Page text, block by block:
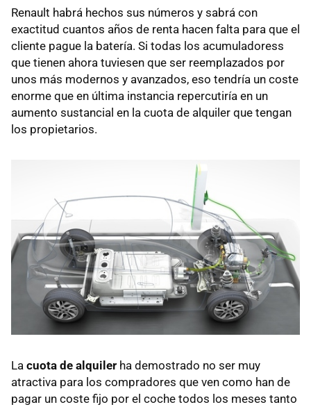
Renault habrá hechos sus números y sabrá con
exactitud cuantos años de renta hacen falta para que el
cliente pague la batería. Si todas los acumuladoress
que tienen ahora tuviesen que ser reemplazados por
unos más modernos y avanzados, eso tendría un coste
enorme que en última instancia repercutiría en un
aumento sustancial en la cuota de alquiler que tengan
los propietarios.
La cuota de alquiler ha demostrado no ser muy
atractiva para los compradores que ven como han de
pagar un coste fijo por el coche todos los meses tanto